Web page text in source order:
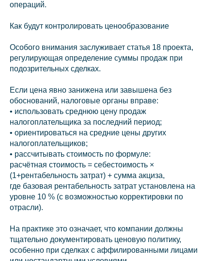
операций.
Как будут контролировать ценообразование
Особого внимания заслуживает статья 18 проекта,
регулирующая определение суммы продаж при
подозрительных сделках.
Если цена явно занижена или завышена без
обоснований, налоговые органы вправе:
• использовать среднюю цену продаж
налогоплательщика за последний период;
• ориентироваться на средние цены других
налогоплательщиков;
• рассчитывать стоимость по формуле:
расчётная стоимость = себестоимость ×
(1+рентабельность затрат) + сумма акциза,
где базовая рентабельность затрат установлена на
уровне 10 % (с возможностью корректировки по
отрасли).
На практике это означает, что компании должны
тщательно документировать ценовую политику,
особенно при сделках с аффилированными лицами